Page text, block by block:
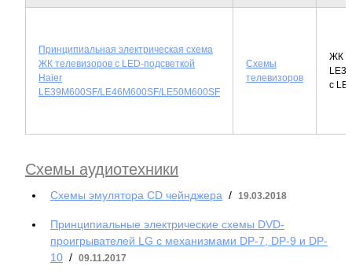
Принципиальная электрическая схема
ЖК телевизоров с LED-подсветкой
Haier
LE39M600SF/LE46M600SF/LE50M600SF
Схемы
телевизоров
ЖК
с
Схемы аудиотехники
Схемы эмулятора CD чейнджера / 19.03.2018
Принципиальные электрические схемы DVD-
проигрывателей LG с механизмами DP-7, DP-9 и DP-
10 / 09.11.2017